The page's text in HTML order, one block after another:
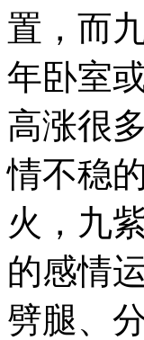
置，而
年卧室
高涨很
情不稳
火，九
的感情
劈腿、